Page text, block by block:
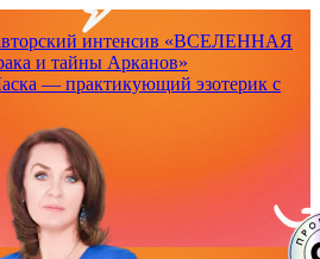
интенсив «ВСЕЛЕННАЯ
и тайны Арканов»
— практикующий эзотерик с